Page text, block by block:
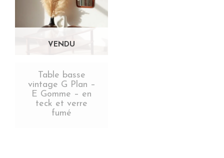
Table basse
vintage G Plan –
E Gomme – en
teck et verre
fumé